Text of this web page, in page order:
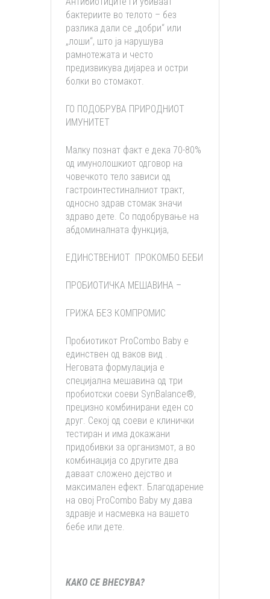
бактериите во телото – без
разлика дали се „добри“ или
„лоши“, што ја нарушува
рамнотежата и често
предизвикува дијареа и остри
болки во стомакот.
ГО ПОДОБРУВА ПРИРОДНИОТ
ИМУНИТЕТ
Малку познат факт е дека 70-80%
од имунолошкиот одговор на
човечкото тело зависи од
гастроинтестиналниот тракт,
односно здрав стомак значи
здраво дете. Со подобрување на
абдоминалната функција,
ЕДИНСТВЕНИОТ ПРОКОМБО БЕБИ
ПРОБИОТИЧКА МЕШАВИНА –
ГРИЖА БЕЗ КОМПРОМИС
Пробиотикот ProCombo Baby е
единствен од ваков вид .
Неговата формулација е
специјална мешавина од три
пробиотски соеви SynBalance®,
прецизно комбинирани еден со
друг. Секој од соеви е клинички
тестиран и има докажани
придобивки за организмот, а во
комбинација со другите два
даваат сложено дејство и
максимален ефект. Благодарение
на овој ProCombo Baby му дава
здравје и насмевка на вашето
бебе или дете.
КАКО СЕ ВНЕСУВА?